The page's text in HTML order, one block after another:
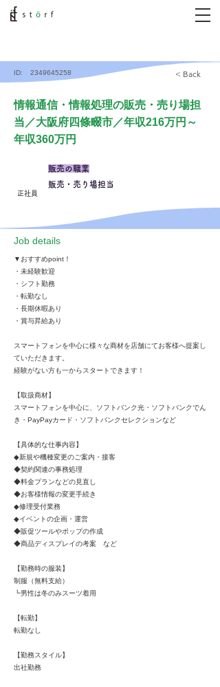
ID: 2349645258 < Back
情報通信・情報処理の販売・売り場担
当／大阪府四條畷市／年収216万円～
年収360万円
正社員
販売の職業
販売・売り場担当
​Job details
▼おすすめpoint！
・未経験歓迎
・シフト勤務
・転勤なし
・長期休暇あり
・賞与昇給あり
スマートフォンを中心に様々な商材を店舗にてお客様へ提案し
ていただきます。
経験がない方も一からスタートできます！
【取扱商材】
スマートフォンを中心に、ソフトバンク光・ソフトバンクでん
き・PayPayカード・ソフトバンクセレクションなど
【具体的な仕事内容】
◆新規や機種変更のご案内・接客
◆契約関連の事務処理
◆料金プランなどの見直し
◆お客様情報の変更手続き
◆修理受付業務
◆イベントの企画・運営
◆販促ツールやポップの作成
◆商品ディスプレイの考案 など
【勤務時の服装】
制服（無料支給）
┗男性は冬のみスーツ着用
【転勤】
転勤なし
【勤務スタイル】
出社勤務